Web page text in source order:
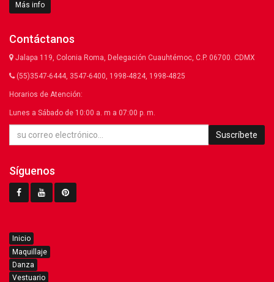
Más info
Contáctanos
Jalapa 119, Colonia Roma, Delegación Cuauhtémoc, C.P. 06700. CDMX
(55)3547-6444, 3547-6400, 1998-4824, 1998-4825
Horarios de Atención:
Lunes a Sábado de 10:00 a. m a 07:00 p. m.
Suscríbete
Síguenos
Inicio
Maquillaje
Danza
Vestuario